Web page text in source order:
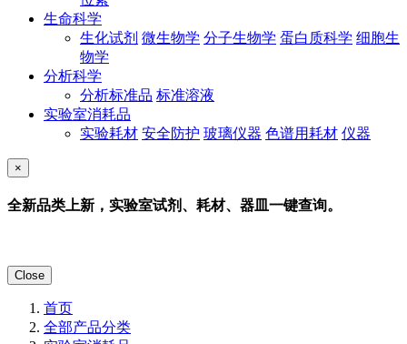
生命科学
生化试剂 微生物学 分子生物学 蛋白质科学 细胞生
物学
分析科学
分析标准品 标准溶液
实验室消耗品
实验耗材 安全防护 玻璃仪器 色谱用耗材 仪器
×
全新品类上新，实验室试剂、耗材、器皿一键查询。
Close
首页
全部产品分类